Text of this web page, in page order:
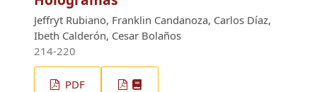
Jeffryt Rubiano, Franklin Candanoza, Carlos Díaz,
Ibeth Calderón, Cesar Bolaños
214-220
PDF